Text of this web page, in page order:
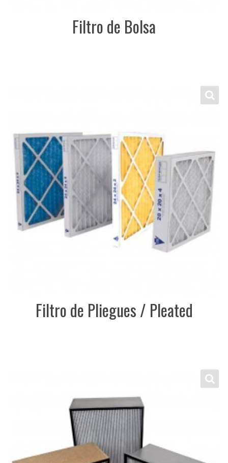
Filtro de Bolsa
Filtro de Pliegues / Pleated